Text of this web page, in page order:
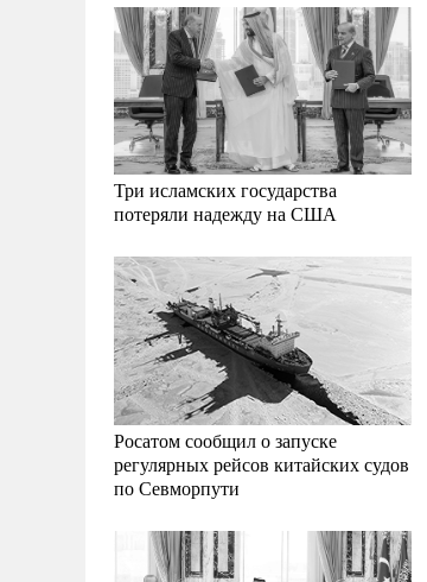
Три исламских государства
потеряли надежду на США
Росатом сообщил о запуске
регулярных рейсов китайских судов
по Севморпути